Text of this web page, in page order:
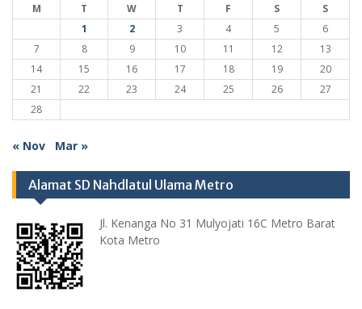
M T W T F S
S
1
2 3 4 5
6
7
8 9 10 11 12
13
14
15 16 17 18 19
20
21
22 23 24 25 26
27
28
« Nov Mar »
Alamat SD Nahdlatul Ulama Metro
Jl. Kenanga No 31 Mulyojati 16C Metro Barat
Kota Metro